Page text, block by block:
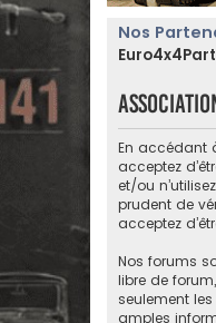
Nos
En accédant à
acceptez
et/ou
prudent de
acceptez
Nos forums
libre de
seulement
amples